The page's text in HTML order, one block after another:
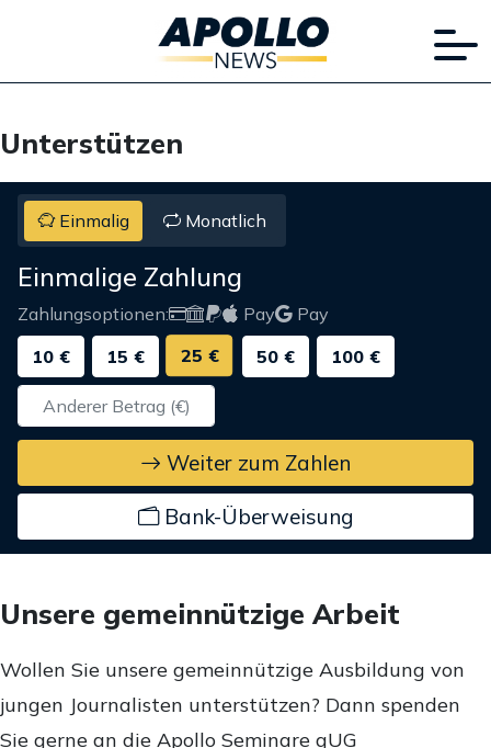
Unterstützen
Einmalig Monatlich
Einmalige Zahlung
Zahlungsoptionen: Pay
Pay
10 €
15 € 25 € 50 € 100 €
Weiter zum Zahlen
Bank-Überweisung
Unsere gemeinnützige Arbeit
Wollen Sie unsere gemeinnützige Ausbildung von
jungen Journalisten unterstützen? Dann spenden
Sie gerne an die Apollo Seminare gUG